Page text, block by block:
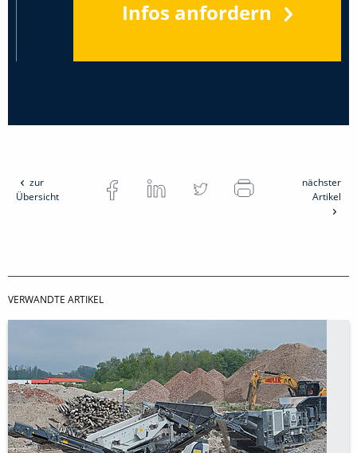
Infos anfordern
zur
Übersicht
nächster
Artikel
VERWANDTE ARTIKEL